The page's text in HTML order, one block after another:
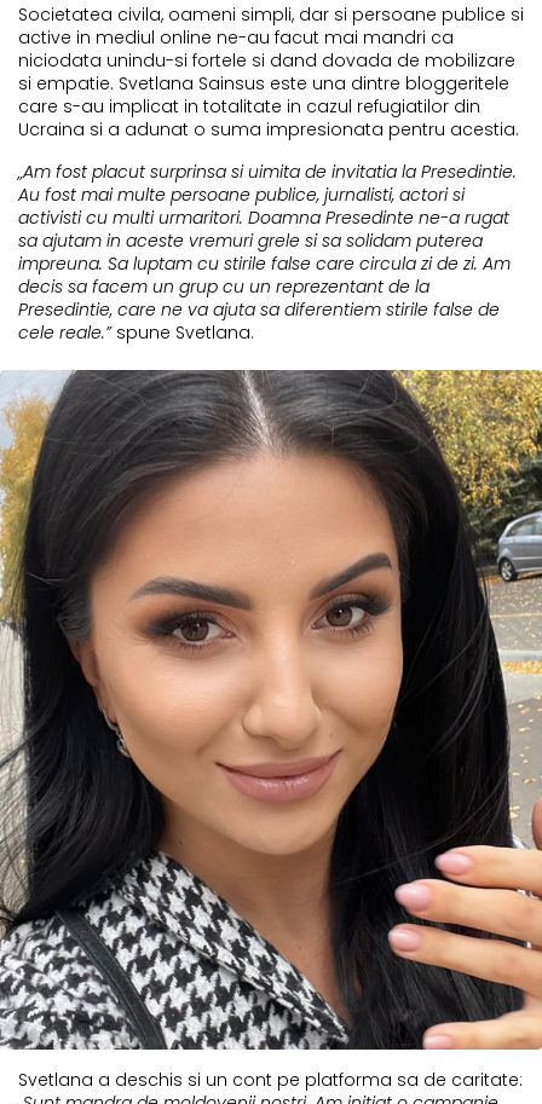
Societatea civila, oameni simpli, dar si persoane publice si
active in mediul online ne-au facut mai mandri ca
niciodata unindu-si fortele si dand dovada de mobilizare
si empatie. Svetlana Sainsus este una dintre bloggeritele
care s-au implicat in totalitate in cazul refugiatilor din
Ucraina si a adunat o suma impresionata pentru acestia.
„Am fost placut surprinsa si uimita de invitatia la Presedintie.
Au fost mai multe persoane publice, jurnalisti, actori si
activisti cu multi urmaritori. Doamna Presedinte ne-a rugat
sa ajutam in aceste vremuri grele si sa solidam puterea
impreuna. Sa luptam cu stirile false care circula zi de zi. Am
decis sa facem un grup cu un reprezentant de la
Presedintie, care ne va ajuta sa diferentiem stirile false de
cele reale.” spune Svetlana.
Svetlana a deschis si un cont pe platforma sa de caritate: